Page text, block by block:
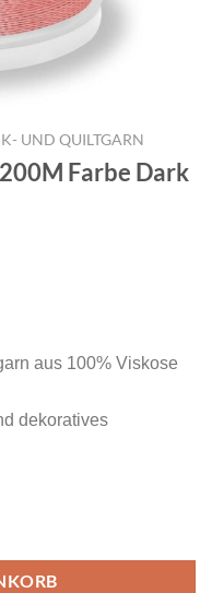
UND QUILTGARN
Farbe Dark
aus 100% Viskose
dekoratives